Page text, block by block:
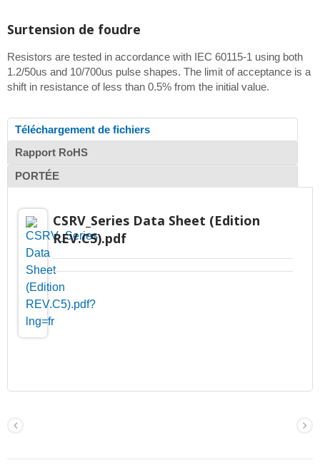
Surtension de foudre
Resistors are tested in accordance with IEC 60115-1 using both
1.2/50us and 10/700us pulse shapes. The limit of acceptance is a
shift in resistance of less than 0.5% from the initial value.
Téléchargement de fichiers
Rapport RoHS
PORTÉE
CSRV_Series Data Sheet (Edition
REV.C5).pdf